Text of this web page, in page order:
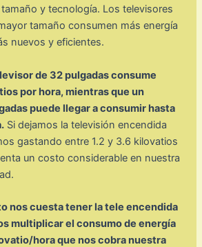
y tecnología. Los televisores
tamaño consumen más energía
nuevos y eficientes.
de 32 pulgadas consume
por hora, mientras que un
puede llegar a consumir hasta
Si dejamos la televisión encendida
gastando entre 1.2 y 3.6 kilovatios
un costo considerable en nuestra
nos cuesta tener la tele encendida
multiplicar el consumo de energía
hora que nos cobra nuestra